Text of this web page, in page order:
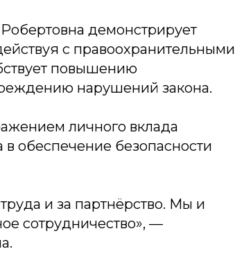
демонстрирует
с правоохранительными
повышению
нарушений закона.
личного вклада
в обеспечение безопасности
и за партнёрство. Мы и
сотрудничество», —